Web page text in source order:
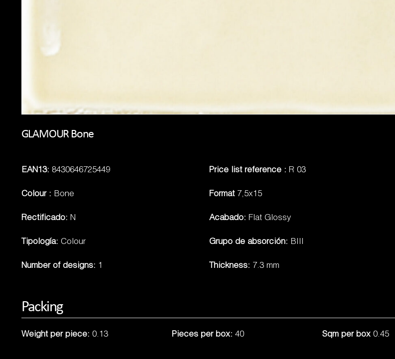
GLAMOUR Bone
EAN13: 8430646725449 Price list reference :R 03
Colour : Bone Format 7,5x15
Rectificado: N Acabado:Flat Glossy
Tipología: Colour Grupo de absorción: BIII
Number of designs: 1 Thickness: 7.3 mm
Packing
Weight per piece: 0.13 Pieces per box: 40 Sqm per box 0.45